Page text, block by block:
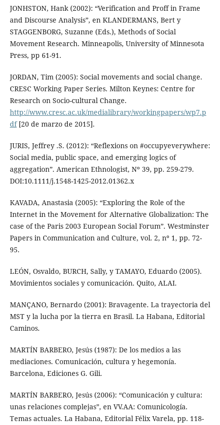
JONHSTON, Hank (2002): “Verification and Proff in Frame
and Discourse Analysis”, en KLANDERMANS, Bert y
STAGGENBORG, Suzanne (Eds.), Methods of Social
Movement Research. Minneapolis, University of Minnesota
Press, pp 61-91.
JORDAN, Tim (2005): Social movements and social change.
CRESC Working Paper Series. Milton Keynes: Centre for
Research on Socio-cultural Change.
http://www.cresc.ac.uk/medialibrary/workingpapers/wp7.p
df[20 de marzo de 2015].
JURIS, Jeffrey .S. (2012): “Reflexions on #occupyeverywhere:
Social media, public space, and emerging logics of
aggregation”. American Ethnologist, Nº 39, pp. 259-279.
DOI:10.1111/j.1548-1425-2012.01362.x
KAVADA, Anastasia (2005): “Exploring the Role of the
Internet in the Movement for Alternative Globalization: The
case of the Paris 2003 European Social Forum”. Westminster
Papers in Communication and Culture, vol. 2, nº 1, pp. 72-
95.
LEÓN, Osvaldo, BURCH, Sally, y TAMAYO, Eduardo (2005).
Movimientos sociales y comunicación. Quito, ALAI.
MANÇANO, Bernardo (2001): Bravagente. La trayectoria del
MST y la lucha por la tierra en Brasil. La Habana, Editorial
Caminos.
MARTÍN BARBERO, Jesús (1987): De los medios a las
mediaciones. Comunicación, cultura y hegemonía.
Barcelona, Ediciones G. Gili.
MARTÍN BARBERO, Jesús (2006): “Comunicación y cultura:
unas relaciones complejas”, en VV.AA: Comunicología.
Temas actuales. La Habana, Editorial Félix Varela, pp. 118-